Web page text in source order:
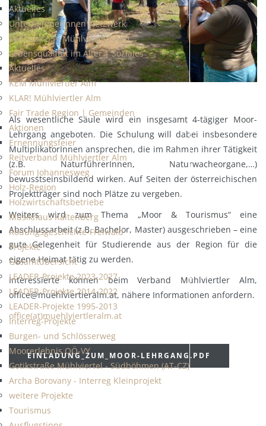
Aktuelles
Unternehmerinnen Netzwerk
Zeitbank 55+ Mühlviertler Alm
Lebensqualität im Alter | Soziales
Aktuelles
KEM Mühlviertler Alm
KLAR! Mühlviertler Alm
Fair Trade Region | Gemeinden
Aktionen
Ernennungsfeier
Reitverband Mühlviertler Alm
Forum Johannesweg
Holz-Region
Holzwirtschaftsbetriebe
Musikhaus Kaltenberg
Rodungsgeschichte-Freiwald
Projekte
Gesamtübersicht
LEADER-Projekte 2023-2027
LEADER-Projekte 2014-2022
LEADER-Projekte 1995-2013
Interreg-Projekte
Burgen- und Schlösserweg
Moorerlebnis OÖ-VY
Gotikstraße Mühlviertel - Südböhmen (AT-CZ)
Archa Borovany - Interreg Kleinprojekt
weitere Projekte
Tourismus
Als wesentliche Säule wird ein insgesamt 4-tägiger Moor-
Lehrgang angeboten. Die Schulung will dabei insbesondere
MultiplikatorInnen ansprechen, die im Rahmen ihrer Tätigkeit
(z.B. NaturführerInnen, Naturwacheorgane,…)
bewusstseinsbildend wirken. Auf Seiten der österreichischen
Projektträger sind noch Plätze zu vergeben.
Weiters wird zum Thema „Moor & Tourismus“ eine
Abschlussarbeit (z.B. Bachelor, Master) ausgeschrieben – eine
gute Gelegenheit für Studierende aus der Region für die
eigene Heimat tätig zu werden.
Interessierte können beim Verband Mühlviertler Alm,
office@muehlviertleralm.at, nähere Informationen anfordern.
office(at)muehlviertleralm.at
EINLADUNG_ZUM_MOOR-LEHRGANG.PDF